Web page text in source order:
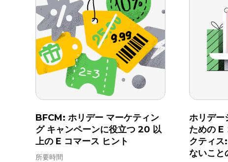
BFCM: ホリデー マーケティン
グ キャンペーンに役立つ 20 以
上の E コマース ヒント
所要時間
ホリデー
ための E
クティス
ないこと